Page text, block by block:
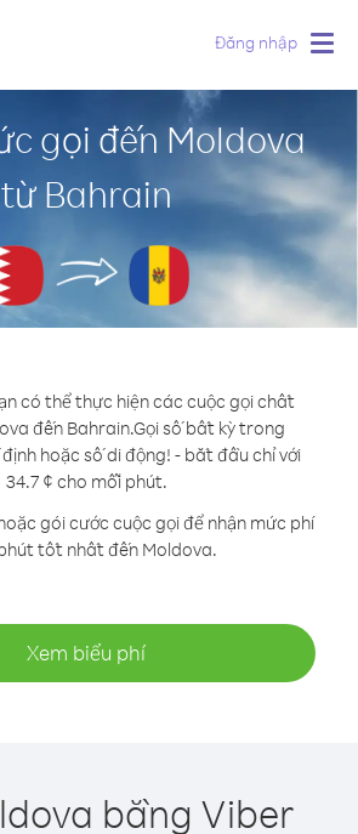
Đăng nhập
gọi đến Moldova
từ Bahrain
có thể thực hiện các cuộc gọi chất
đến Bahrain.Gọi số bất kỳ trong
hoặc số di động! - bắt đầu chỉ với
34.7 ¢ cho mỗi phút.
gói cước cuộc gọi để nhận mức phí
tốt nhất đến Moldova.
Xem biểu phí
bằng Viber